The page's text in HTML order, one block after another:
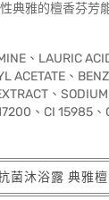
典雅的檀香芬芳
、LAURIC
ACETATE、
、
、CI 15985
菌沐浴露 典雅